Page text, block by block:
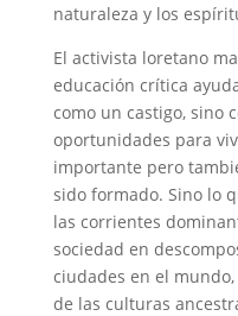
naturaleza y los
El activista loretano
educación crítica
como un castigo, sino
oportunidades para
importante pero
sido formado. Sino lo
las corrientes
sociedad en
ciudades en el
de las culturas